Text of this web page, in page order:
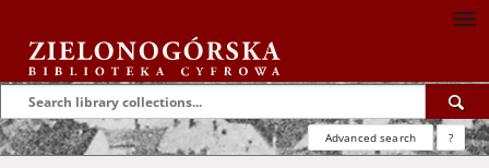
Advanced search ?